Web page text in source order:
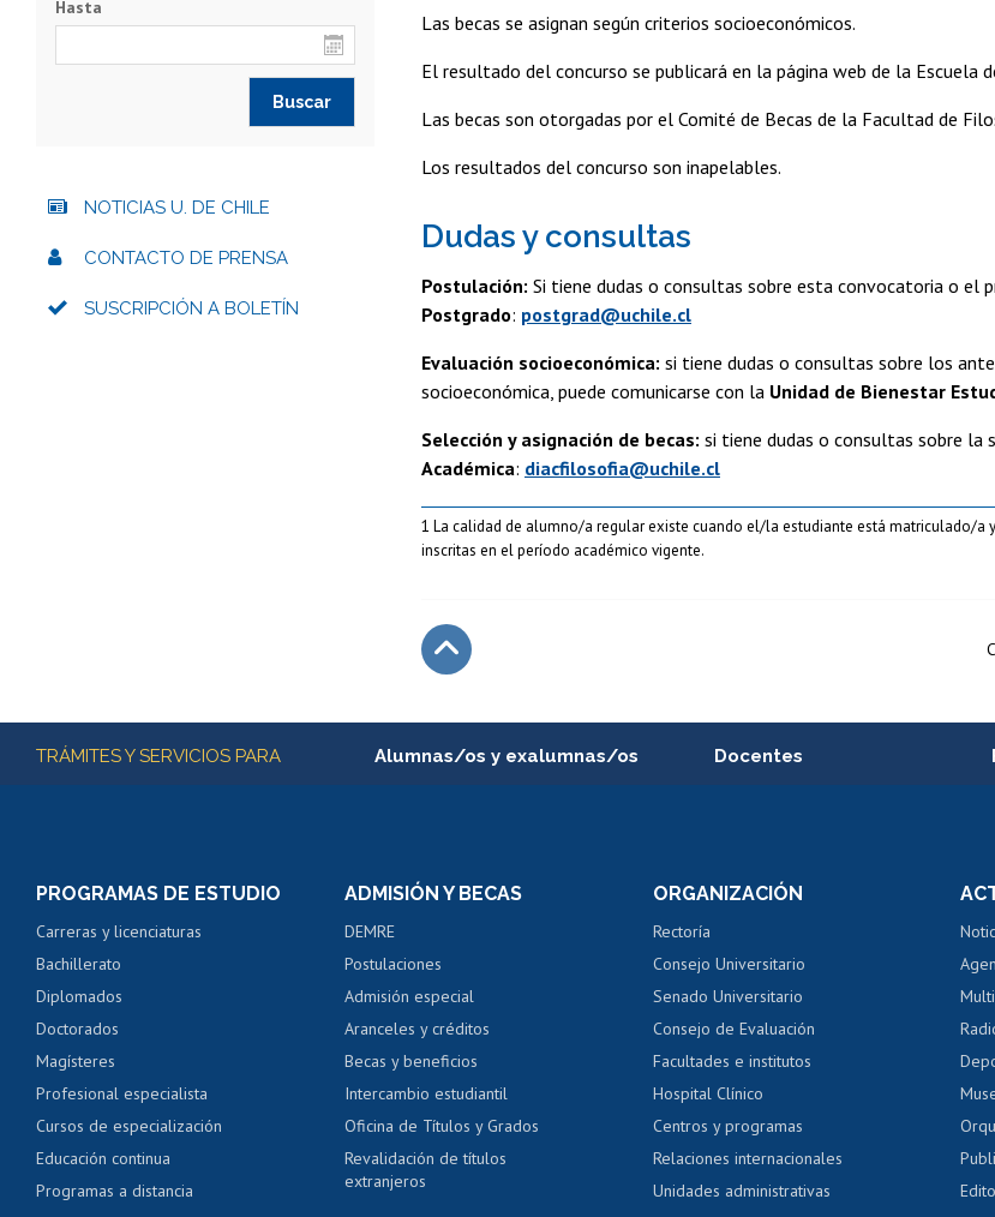
Las becas se asignan según criterios socioeconómicos.
El resultado del concurso se publicará en la página web de la
Las becas son otorgadas por el Comité de Becas de la Facultad de
Los resultados del concurso son inapelables.
Dudas y consultas
Postulación: Si tiene dudas o consultas sobre esta convocatoria o el
Postgrado: postgrad@uchile.cl
Evaluación socioeconómica: si tiene dudas o consultas sobre los
socioeconómica, puede comunicarse con la Unidad de Bienestar
Selección y asignación de becas: si tiene dudas o consultas sobre la
Académica: diacfilosofia@uchile.cl
1 La calidad de alumno/a regular existe cuando el/la estudiante está matriculado/a
inscritas en el período académico vigente.
Hasta
NOTICIAS U. DE CHILE
CONTACTO DE PRENSA
SUSCRIPCIÓN A BOLETÍN
Más información
TRÁMITES Y SERVICIOS PARA Alumnas/os y exalumnas/os
Servicio médico y dental
Pago de arancel y crédito alumnos
Pago de arancel y crédito exalumnos
Certificado de títulos y grados
Docentes
Perfeccionamiento
Evaluación docente
Calificación académica
Postulación al AUCAI
Mi Uchile Ayuda tecnológica Tarjeta TUI
PROGRAMAS DE ESTUDIO
Carreras y licenciaturas
Bachillerato
Diplomados
Doctorados
Magísteres
Profesional especialista
Cursos de especialización
Educación continua
Programas a distancia
ADMISIÓN Y BECAS
DEMRE
Postulaciones
Admisión especial
Aranceles y créditos
Becas y beneficios
Intercambio estudiantil
Oficina de Títulos y Grados
Revalidación de títulos
extranjeros
ORGANIZACIÓN
Rectoría
Consejo Universitario
Senado Universitario
Consejo de Evaluación
Facultades e institutos
Hospital Clínico
Centros y programas
Relaciones internacionales
Unidades administrativas